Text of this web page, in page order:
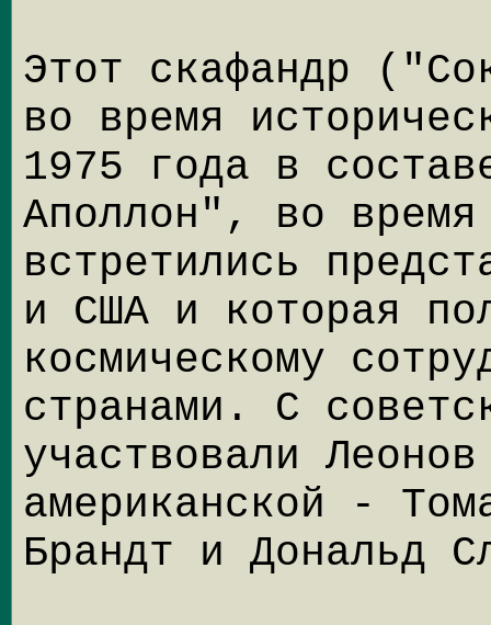
Этот скафандр
во время
1975 года в
Аполлон", во
встретились
и США и которая
космическому
странами. С
участвовали
американской -
Брандт и Дональд